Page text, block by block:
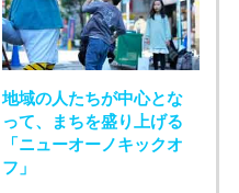
地域の人たちが中心とな
って、まちを盛り上げる
「ニューオーノキックオ
フ」